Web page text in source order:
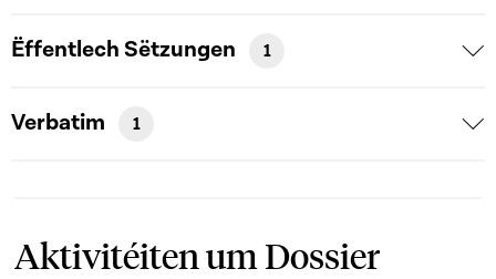
Ëffentlech Sëtzungen 1
Verbatim 1
Aktivitéiten um Dossier